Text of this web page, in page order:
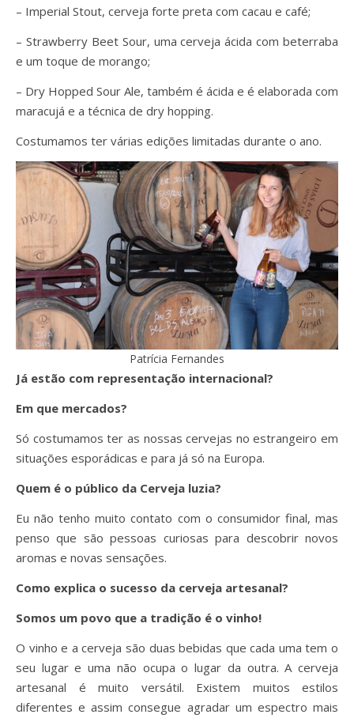
– Imperial Stout, cerveja forte preta com cacau e café;
– Strawberry Beet Sour, uma cerveja ácida com beterraba
e um toque de morango;
– Dry Hopped Sour Ale, também é ácida e é elaborada com
maracujá e a técnica de dry hopping.
Costumamos ter várias edições limitadas durante o ano.
Patrícia Fernandes
Já estão com representação internacional?
Em que mercados?
Só costumamos ter as nossas cervejas no estrangeiro em
situações esporádicas e para já só na Europa.
Quem é o público da Cerveja luzia?
Eu não tenho muito contato com o consumidor final, mas
penso que são pessoas curiosas para descobrir novos
aromas e novas sensações.
Como explica o sucesso da cerveja artesanal?
Somos um povo que a tradição é o vinho!
O vinho e a cerveja são duas bebidas que cada uma tem o
seu lugar e uma não ocupa o lugar da outra. A cerveja
artesanal é muito versátil. Existem muitos estilos
diferentes e assim consegue agradar um espectro mais